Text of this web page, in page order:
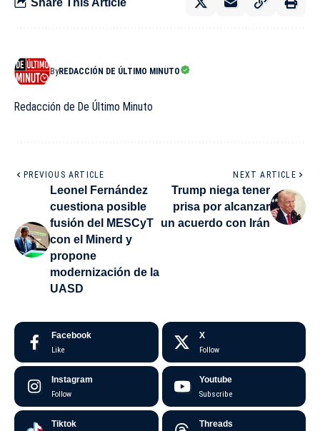
ByREDACCIÓN DE ÚLTIMO MINUTO
Redacción de De Último Minuto
PREVIOUS ARTICLE
Leonel Fernández
cuestiona posible
fusión del MESCyT
con el Minerd y
propone
modernización de la
UASD
NEXT ARTICLE
Trump niega tener
prisa por alcanzar
un acuerdo con Irán
Facebook
Like
X
Follow
Instagram
Follow
Youtube
Subscribe
Tiktok Threads